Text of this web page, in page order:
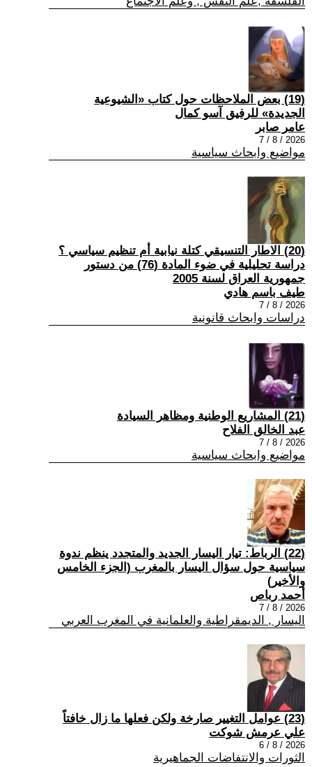
(19) بعض الملاحظات حول كتاب «الشيوعية
الجديدة» للرفيق آسو كمال
عامر صابر
2026 / 8 / 7
مواضيع وابحاث سياسية
(20) الاطار التنسيقي كتلة نيابية أم تنظيم سياسي ؟
دراسة تحليلية في ضوء المادة (76) من دستور
جمهورية العراق لسنة 2005
طيف باسم هادي
2026 / 8 / 7
دراسات وابحاث قانونية
(21) المشاريع الوطنية ومظاهر السيادة
عبد الخالق الفلاح
2026 / 8 / 7
مواضيع وابحاث سياسية
(22) الرباط: تيار اليسار الجديد والمتجدد ينظم ندوة
سياسية حول سؤال اليسار بالمغرب (الجزء الخامس
والأخير)
أحمد رباص
2026 / 8 / 7
اليسار , الديمقراطية والعلمانية في المغرب العربي
(23) عوامل التغيير صارخة ولكن فعلها ما زال خافتاً
علي عرمش شوكت
2026 / 8 / 6
الثورات والانتفاضات الجماهيرية